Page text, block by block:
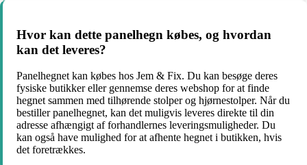
Hvor kan dette panelhegn købes, og hvordan
kan det leveres?
Panelhegnet kan købes hos Jem & Fix. Du kan besøge deres
fysiske butikker eller gennemse deres webshop for at finde
hegnet sammen med tilhørende stolper og hjørnestolper. Når du
bestiller panelhegnet, kan det muligvis leveres direkte til din
adresse afhængigt af forhandlernes leveringsmuligheder. Du
kan også have mulighed for at afhente hegnet i butikken, hvis
det foretrækkes.